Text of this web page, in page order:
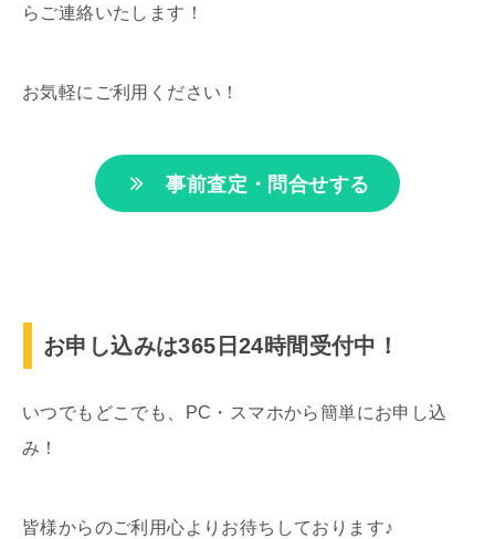
らご連絡いたします！
お気軽にご利用ください！
事前査定・問合せする
お申し込みは365日24時間受付中！
いつでもどこでも、PC・スマホから簡単にお申し込
み！
皆様からのご利用心よりお待ちしております♪